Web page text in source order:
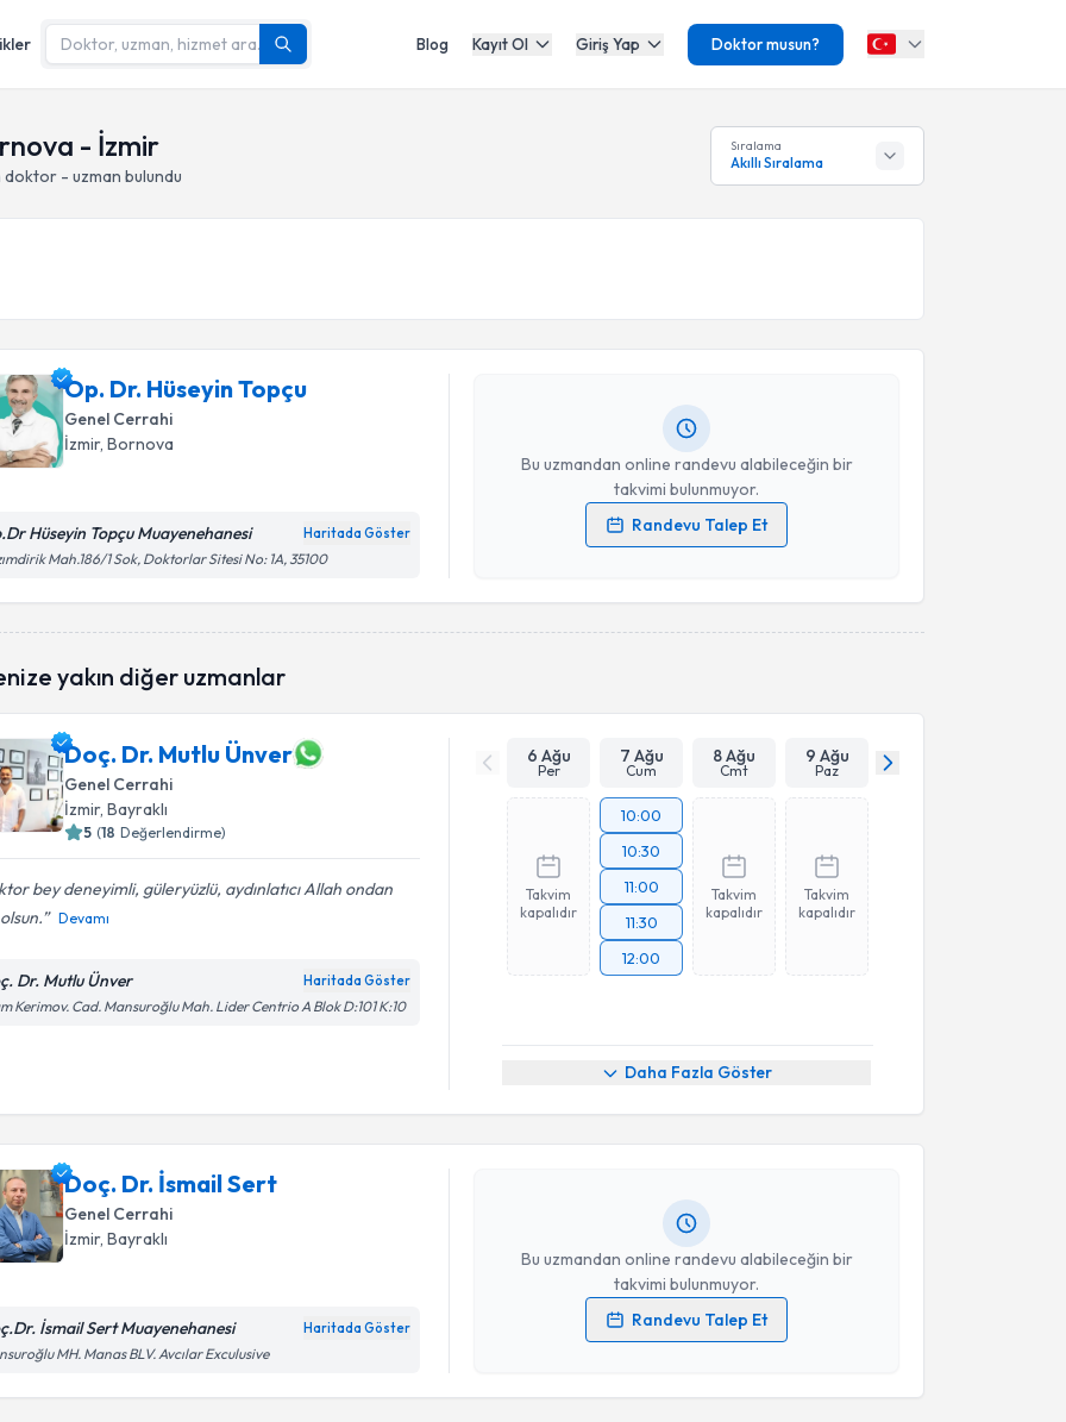
Blog Kayıt Ol Giriş Yap Doktor musun?
- İzmir
- uzman bulundu
Sıralama
Akıllı Sıralama
Op. Dr. Hüseyin Topçu
Genel Cerrahi
İzmir, Bornova
Hüseyin Topçu Muayenehanesi Haritada Göster
Mah.186/1 Sok, Doktorlar Sitesi No: 1A, 35100
Bu uzmandan online randevu alabileceğin bir
takvimi bulunmuyor.
Randevu Talep Et
Kişisel verilerimin işlenmesine ilişkinAydınlatma Metni
işlenmesini kabul ediyorum.
yakın diğer uzmanlar
Doç. Dr. Mutlu Ünver
Genel Cerrahi
İzmir, Bayraklı
5 (18 Değerlendirme)
bey deneyimli, güleryüzlü, aydınlatıcı Allah ondan
Devamı
Dr. Mutlu Ünver Haritada Göster
Kerimov. Cad. Mansuroğlu Mah. Lider Centrio A Blok D:101 K:10
6 Ağu
Per
7 Ağu
Cum
8 Ağu
Cmt
9 Ağu
Paz
Takvim
kapalıdır
10:00
10:30
11:00
11:30
12:00
Takvim
kapalıdır
Takvim
kapalıdır
Daha Fazla Göster
Doç. Dr. İsmail Sert
Genel Cerrahi
İzmir, Bayraklı
İsmail Sert Muayenehanesi Haritada Göster
MH. Manas BLV. Avcılar Exculusive
Bu uzmandan online randevu alabileceğin bir
takvimi bulunmuyor.
Randevu Talep Et
Randevu Takvimi Talebi
Kişisel verilerimin işlenmesine ilişkinAydınlatma Metni